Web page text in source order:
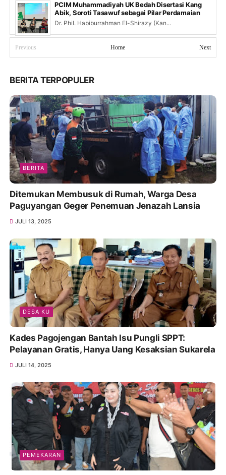
PCIM Muhammadiyah UK Bedah Disertasi Kang
Abik, Soroti Tasawuf sebagai Pilar Perdamaian
Dr. Phil. Habiburrahman El-Shirazy (Kan...
Previous Next
Home
BERITA TERPOPULER
BERITA
Ditemukan Membusuk di Rumah, Warga Desa
Paguyangan Geger Penemuan Jenazah Lansia
JULI 13, 2025
DESA KU
Kades Pagojengan Bantah Isu Pungli SPPT:
Pelayanan Gratis, Hanya Uang Kesaksian Sukarela
JULI 14, 2025
PEMEKARAN